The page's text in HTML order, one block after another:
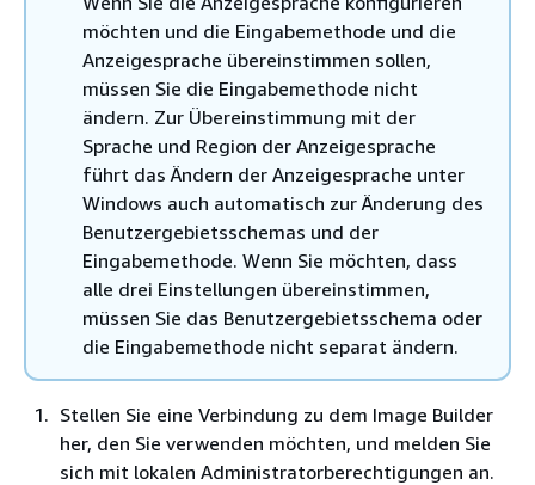
möchten und die Eingabemethode und die
Anzeigesprache übereinstimmen sollen,
müssen Sie die Eingabemethode nicht
ändern. Zur Übereinstimmung mit der
Sprache und Region der Anzeigesprache
führt das Ändern der Anzeigesprache unter
Windows auch automatisch zur Änderung des
Benutzergebietsschemas und der
Eingabemethode. Wenn Sie möchten, dass
alle drei Einstellungen übereinstimmen,
müssen Sie das Benutzergebietsschema oder
die Eingabemethode nicht separat ändern.
Stellen Sie eine Verbindung zu dem Image Builder
her, den Sie verwenden möchten, und melden Sie
sich mit lokalen Administratorberechtigungen an.